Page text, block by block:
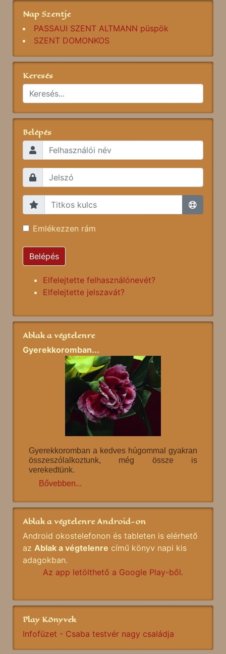
Nap Szentje
PASSAUI SZENT ALTMANN püspök
SZENT DOMONKOS
Keresés
Belépés
Emlékezzen rám
Belépés
Elfelejtette felhasználónevét?
Elfelejtette jelszavát?
Ablak a végtelenre
Gyerekkoromban...
Gyerekkoromban a kedves húgommal gyakran
összeszólalkoztunk, még össze is
verekedtünk.
Bővebben...
Ablak a végtelenre Android-on
Android okostelefonon és tableten is elérhető
az Ablak a végtelenre című könyv napi kis
adagokban.
Az app letölthető a Google Play-ből.
Play Könyvek
Infofüzet - Csaba testvér nagy családja